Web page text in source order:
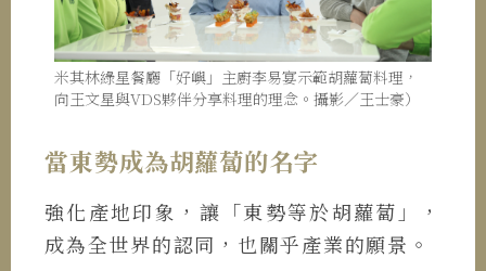
米其林綠星餐廳「好嶼」主廚李易宴示範胡蘿蔔料理，
向王文星與VDS夥伴分享料理的理念。攝影／王士豪）
當東勢成為胡蘿蔔的名字
強化產地印象，讓「東勢等於胡蘿蔔」，
成為全世界的認同，也關乎產業的願景。